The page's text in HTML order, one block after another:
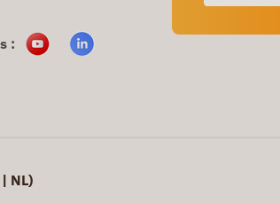
:
NL)